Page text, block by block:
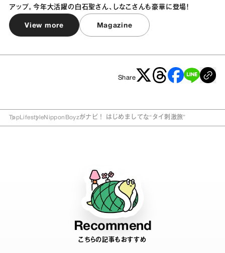
アップ。今年大活躍の白石聖さん、しなこさんも豪華に登場！
View more Magazine
Share
TopLifestyleNipponBoyzがナビ！ はじめましてな“タイ刺激旅”
Recommend
こちらの記事もおすすめ